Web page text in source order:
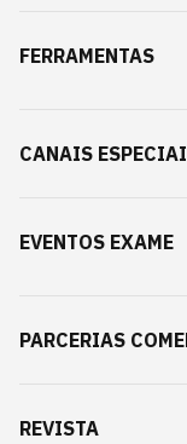
FERRAMENTAS
CANAIS
EVENTOS EXAME
PARCERIAS
REVISTA